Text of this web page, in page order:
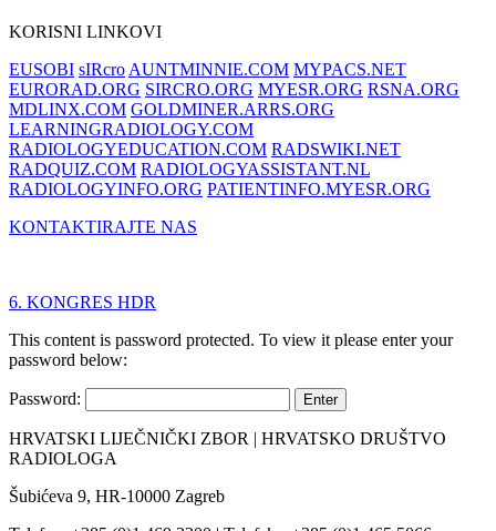
KORISNI LINKOVI
EUSOBI sIRcro AUNTMINNIE.COM MYPACS.NET
EURORAD.ORG SIRCRO.ORG MYESR.ORG RSNA.ORG
MDLINX.COM GOLDMINER.ARRS.ORG
LEARNINGRADIOLOGY.COM
RADIOLOGYEDUCATION.COM RADSWIKI.NET
RADQUIZ.COM RADIOLOGYASSISTANT.NL
RADIOLOGYINFO.ORG PATIENTINFO.MYESR.ORG
KONTAKTIRAJTE NAS
6. KONGRES HDR
This content is password protected. To view it please enter your
password below:
Password:
HRVATSKI LIJEČNIČKI ZBOR | HRVATSKO DRUŠTVO
RADIOLOGA
Šubićeva 9, HR-10000 Zagreb